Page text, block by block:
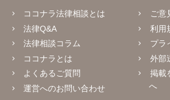
ココナラ法律相談とは
法律Q&A
法律相談コラム
ココナラとは
よくあるご質問
運営へのお問い合わせ
ご意
利用
プラ
外部
掲載
へ